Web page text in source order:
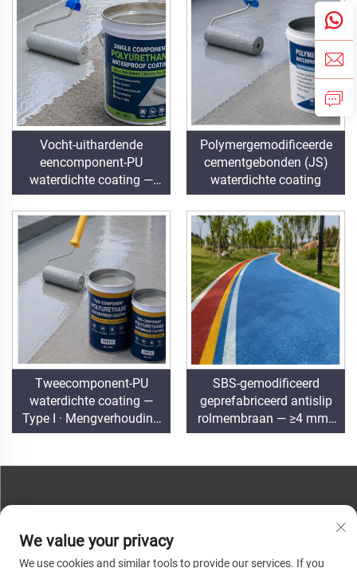
Vocht-uithardende
eencomponent-PU
waterdichte coating —
direct gebruiksklaar, geen
primer nodig
Polymergemodificeerde
cementgebonden (JS)
waterdichte coating
Tweecomponent-PU
waterdichte coating —
Type I · Mengverhouding
1:1 · ≥92% vaste stof ·
Klasse B₂-E
SBS-gemodificeerd
geprefabriceerd antislip
rolmembraan — ≥4 mm ·
Kleurlaag · Geschikt tot
Telefoon:+86-13793890209
We value your privacy
We use cookies and similar tools to provide our services. If you